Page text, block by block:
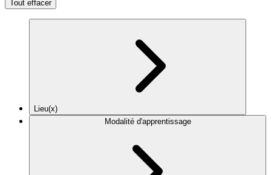
Tout effacer
Lieu(x)
Modalité d'apprentissage